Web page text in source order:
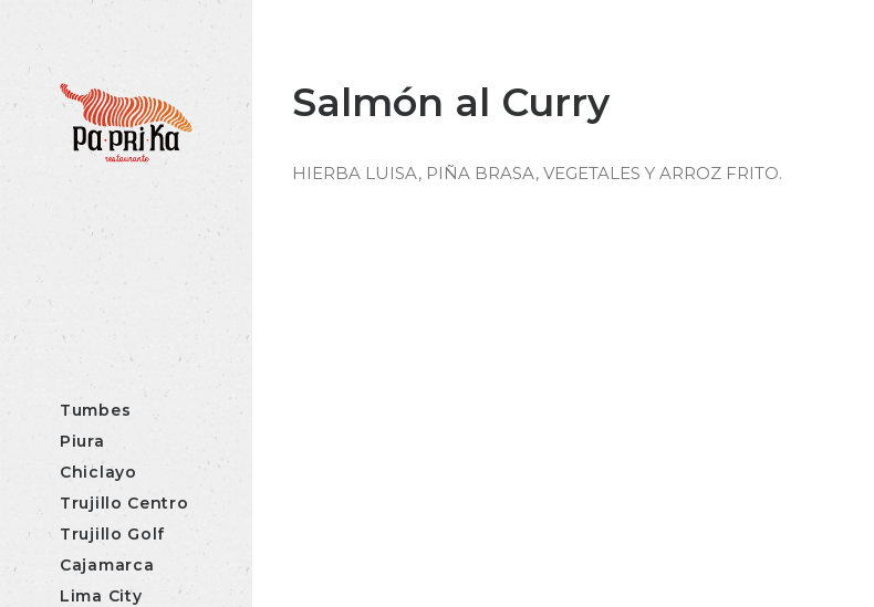
Tumbes
Piura
Chiclayo
Trujillo Centro
Trujillo Golf
Cajamarca
Lima City
Salmón al Curry
HIERBA LUISA, PIÑA BRASA, VEGETALES Y ARROZ FRITO.